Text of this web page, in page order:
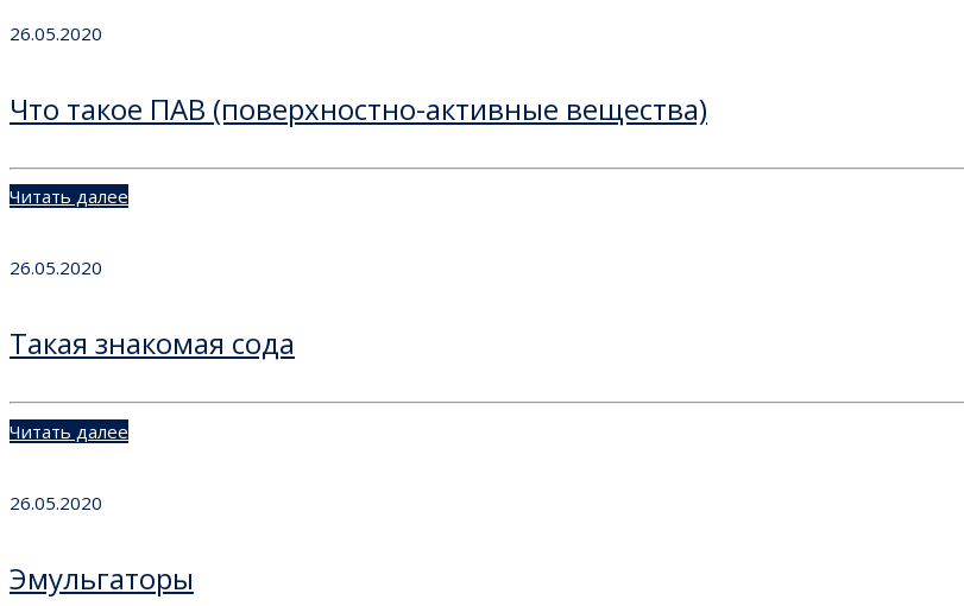
26.05.2020
Что такое ПАВ (поверхностно-активные вещества)
Читать далее
26.05.2020
Такая знакомая сода
Читать далее
26.05.2020
Эмульгаторы